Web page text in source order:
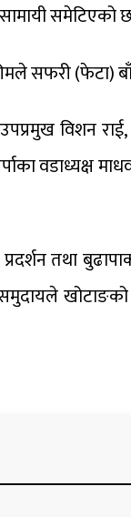
समेटिएको
सफरी (फेटा)
विशन
वडाध्यक्ष
तथा
खोटाङको